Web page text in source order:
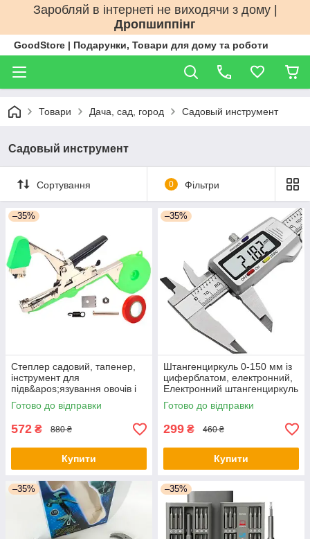
Заробляй в інтернеті не виходячи з дому |
Дропшиппінг
GoodStore | Подарунки, Товари для дому та роботи
Товари Дача, сад, город Садовый инструмент
Садовый инструмент
Сортування 0 Фільтри
–35%
Степлер садовий, тапенер,
інструмент для
підв&apos;язування овочів і
фруктів - оригінал
Готово до відправки
572 ₴ 880 ₴
Купити
–35%
Штангенциркуль 0-150 мм із
циферблатом, електронний,
Електронний штангенциркуль
150 мм із lcd дисплеєм -
оригінал
Готово до відправки
299 ₴ 460 ₴
Купити
–35% –35%